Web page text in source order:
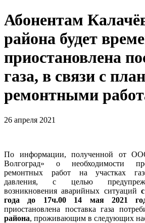
Абонентам
района будет
приостановлена
газа, в связи с
ремонтными
26 апреля 2021
По информации, полученной от
Волгоград» о необходимости
ремонтных работ на участках
давления, с целью
возникновения аварийных ситуаций
года до 17ч.00 14 мая 2021
приостановлена поставка газа
района, проживающим в следующих